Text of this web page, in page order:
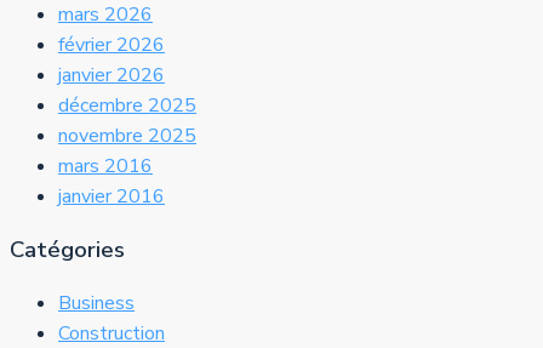
mars 2026
février 2026
janvier 2026
décembre 2025
novembre 2025
mars 2016
janvier 2016
Catégories
Business
Construction